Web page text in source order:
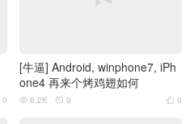
0
[牛逼] Android, winphone7, iPh
one4 再来个烤鸡翅如何
 9
 6.2K  9